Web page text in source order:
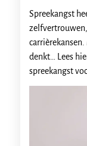
Spreekangst
denkt… Lees
spreekangst